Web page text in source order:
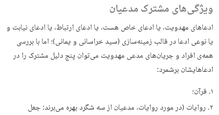
ویژگی‌های مشترک مدعیان
ادعاهای مهدویت، یا ادعای خاص هست، یا ادعای ارتباط، یا ادعای نیابت و
یا نوعی ادعا در قالب زمینه‌سازی (سید خراسانی و یمانی)؛ اما با بررسی
همه‌ی افراد و جریان‌های مدعی مهدویت می‌توان پنج دلیل مشترک را در
ادعاهایشان برشمرد:
قرآن؛
روایات (در مورد روایات، مدعیان از سه شگرد بهره می‌برند: جعل